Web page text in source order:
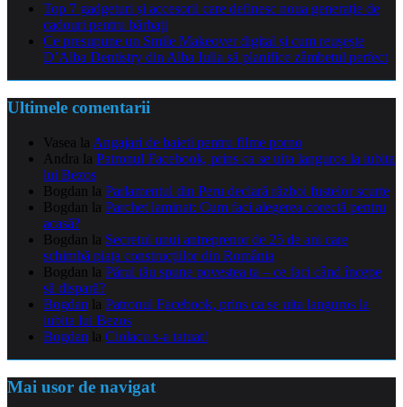
Top 7 gadgeturi și accesorii care definesc noua generație de
cadouri pentru bărbați
Ce presupune un Smile Makeover digital și cum reușește
D’Alba Dentistry din Alba Iulia să planifice zâmbetul perfect
Ultimele comentarii
Vasea la Angajari de baieti pentru filme porno
Andra la Patronul Facebook, prins ca se uita languros la iubita
lui Bezos
Bogdan la Parlamentul din Peru declară război fustelor scurte
Bogdan la Parchet laminat: Cum faci alegerea corectă pentru
acasă?
Bogdan la Secretul unui antreprenor de 25 de ani care
schimbă piața construcțiilor din România
Bogdan la Părul tău spune povestea ta – ce faci când începe
să dispară?
Bogdan la Patronul Facebook, prins ca se uita languros la
iubita lui Bezos
Bogdan la Ciolacu s-a tatuat!
Mai usor de navigat